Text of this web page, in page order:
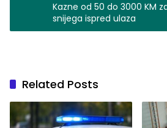
Kazne od 50 do 3000 KM
snijega ispred ulaza
Related Posts